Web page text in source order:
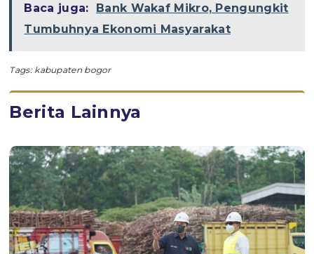
Baca juga:
Bank Wakaf Mikro, Pengungkit
Tumbuhnya Ekonomi Masyarakat
Tags: kabupaten bogor
Berita Lainnya